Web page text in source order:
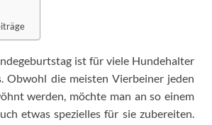
ist für viele Hundehalter
Obwohl die meisten Vierbeiner jeden
werden, möchte man an so einem
etwas spezielles für sie zubereiten.